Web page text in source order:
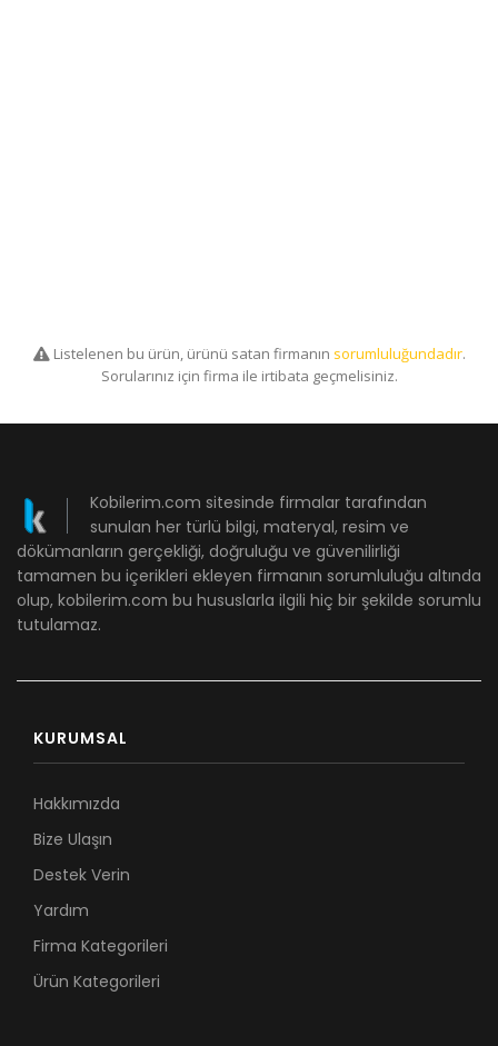
Listelenen bu ürün, ürünü satan firmanın sorumluluğundadır.
Sorularınız için firma ile irtibata geçmelisiniz.
Kobilerim.com sitesinde firmalar tarafından
sunulan her türlü bilgi, materyal, resim ve
dökümanların gerçekliği, doğruluğu ve güvenilirliği
tamamen bu içerikleri ekleyen firmanın sorumluluğu altında
olup, kobilerim.com bu hususlarla ilgili hiç bir şekilde sorumlu
tutulamaz.
KURUMSAL
Hakkımızda
Bize Ulaşın
Destek Verin
Yardım
Firma Kategorileri
Ürün Kategorileri